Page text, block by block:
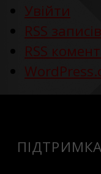
Увійти
RSS записів
RSS